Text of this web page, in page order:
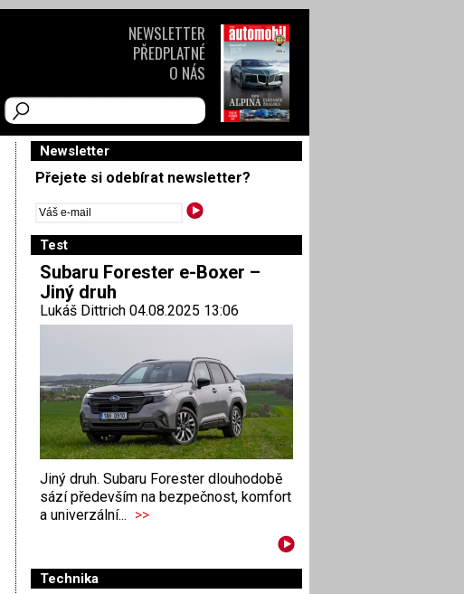
Newsletter
Přejete si odebírat newsletter?
Test
Subaru Forester e-Boxer –
Jiný druh
Lukáš Dittrich 04.08.2025 13:06
Jiný druh. Subaru Forester dlouhodobě
sází především na bezpečnost, komfort
a univerzální... >>
Technika
NEWSLETTER
PŘEDPLATNÉ
O NÁS